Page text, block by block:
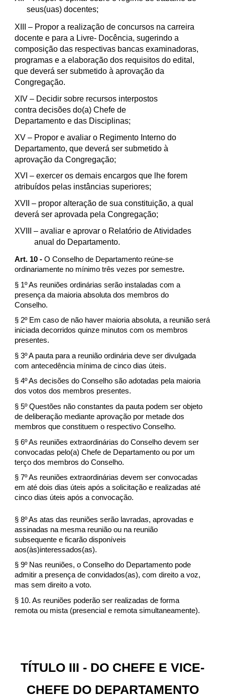
seus(uas) docentes;
XIII
– Propor a realização de concursos na carreira
docente e para a Livre- Docência, sugerindo a
composição das respectivas bancas examinadoras,
programas e a elaboração dos requisitos do edital,
que deverá ser submetido à aprovação da
Congregação.
XIV – Decidir sobre recursos interpostos
contra decisões do(a) Chefe de
Departamento e das Disciplinas;
XV – Propor e avaliar o Regimento Interno do
Departamento, que deverá ser submetido à
aprovação da Congregação;
XVI – exercer os demais encargos que lhe forem
atribuídos pelas instâncias superiores;
XVII
– propor alteração de sua constituição, a qual
deverá ser aprovada pela Congregação;
XVIII
– avaliar e aprovar o Relatório de Atividades
anual do Departamento.
Art. 10 -O Conselho de Departamento reúne-se
ordinariamente no mínimo três vezes por semestre.
§ 1º As reuniões ordinárias serão instaladas com a
presença da maioria absoluta dos membros do
Conselho.
§ 2º Em caso de não haver maioria absoluta, a reunião será
iniciada decorridos quinze minutos com os membros
presentes.
§ 3º A pauta para a reunião ordinária deve ser divulgada
com antecedência mínima de cinco dias úteis.
§ 4º As decisões do Conselho são adotadas pela maioria
dos votos dos membros presentes.
§ 5º Questões não constantes da pauta podem ser objeto
de deliberação mediante aprovação por metade dos
membros que constituem o respectivo Conselho.
§ 6º As reuniões extraordinárias do Conselho devem ser
convocadas pelo(a) Chefe de Departamento ou por um
terço dos membros do Conselho.
§ 7º As reuniões extraordinárias devem ser convocadas
em até dois dias úteis após a solicitação e realizadas até
cinco dias úteis após a convocação.
§ 8º As atas das reuniões serão lavradas, aprovadas e
assinadas na mesma reunião ou na reunião
subsequente e ficarão disponíveis
aos(às)interessados(as).
§ 9º Nas reuniões, o Conselho do Departamento pode
admitir a presença de convidados(as), com direito a voz,
mas sem direito a voto.
§ 10. As reuniões poderão ser realizadas de forma
remota ou mista (presencial e remota simultaneamente).
TÍTULO III - DO CHEFE E VICE-
CHEFE DO DEPARTAMENTO